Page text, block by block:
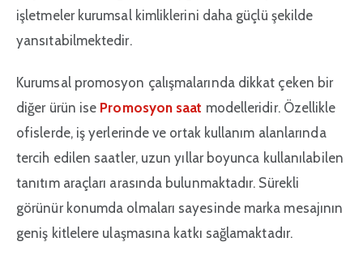
işletmeler kurumsal kimliklerini daha güçlü şekilde
yansıtabilmektedir.
Kurumsal promosyon çalışmalarında dikkat çeken bir
diğer ürün ise Promosyon saat modelleridir. Özellikle
ofislerde, iş yerlerinde ve ortak kullanım alanlarında
tercih edilen saatler, uzun yıllar boyunca kullanılabilen
tanıtım araçları arasında bulunmaktadır. Sürekli
görünür konumda olmaları sayesinde marka mesajının
geniş kitlelere ulaşmasına katkı sağlamaktadır.